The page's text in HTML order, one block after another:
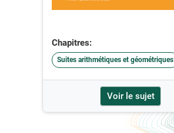
Chapitres:
Suites arithmétiques et géométriques
Voir le sujet